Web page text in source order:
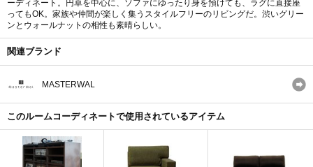
ーディネート。円卓を中心に、ソファにゆったり身を預けても、ラグに直接座
ってもOK。家族や仲間が楽しく集うスタイルフリーのリビングだ。渋いグリー
ンとウォールナットの相性も素晴らしい。
関連ブランド
MASTERWAL
このルームコーディネートで使用されているアイテム